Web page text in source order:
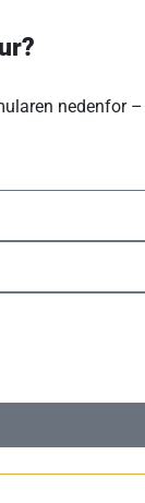
nedenfor